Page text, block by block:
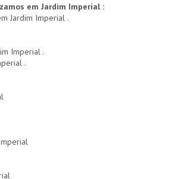
em Jardim Imperial :
Jardim Imperial .
Imperial .
.